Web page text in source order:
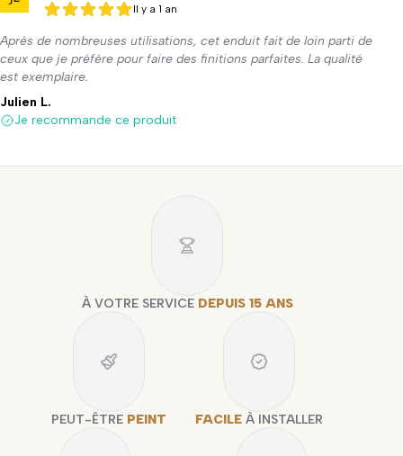
5 sur 5
5 sur 5
Il y a 1 an
Après de nombreuses utilisations, cet enduit fait de loin parti de
ceux que je préfère pour faire des finitions parfaites. La qualité
est exemplaire.
Julien L.
Je recommande ce produit
À VOTRE SERVICE DEPUIS 15 ANS
PEUT-ÊTRE PEINT FACILE À INSTALLER